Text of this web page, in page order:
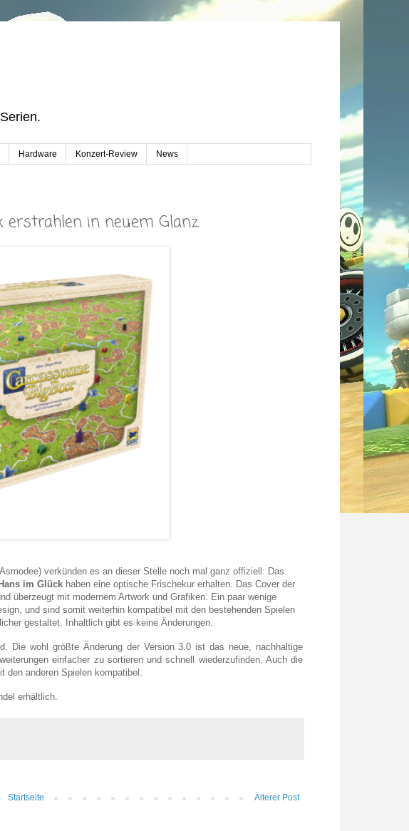
Hardware Konzert-Review News
erstrahlen in neuem Glanz
verkünden es an dieser Stelle noch mal ganz offiziell: Das
Hans im Glück haben eine optische Frischekur erhalten. Das Cover der
überzeugt mit modernem Artwork und Grafiken. Ein paar wenige
und sind somit weiterhin kompatibel mit den bestehenden Spielen
gestaltet. Inhaltlich gibt es keine Änderungen.
Die wohl größte Änderung der Version 3.0 ist das neue, nachhaltige
einfacher zu sortieren und schnell wiederzufinden. Auch die
den anderen Spielen kompatibel.
erhältlich.
Älterer Post
Startseite